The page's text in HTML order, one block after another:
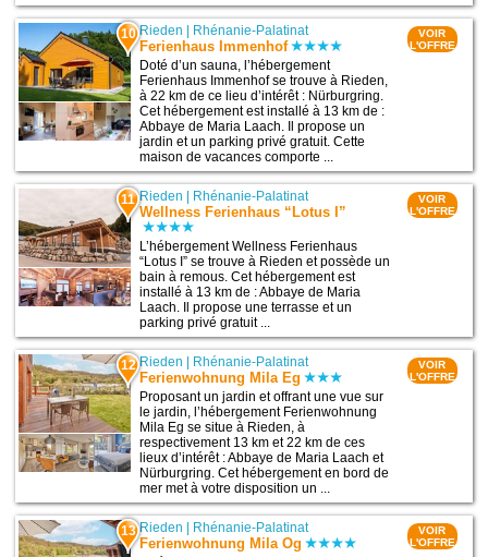
10 Rieden | Rhénanie-Palatinat
Ferienhaus Immenhof
Doté d’un sauna, l’hébergement
Ferienhaus Immenhof se trouve à Rieden,
à 22 km de ce lieu d’intérêt : Nürburgring.
Cet hébergement est installé à 13 km de :
Abbaye de Maria Laach. Il propose un
jardin et un parking privé gratuit. Cette
maison de vacances comporte ...
VOIR
L'OFFRE
11 Rieden | Rhénanie-Palatinat
Wellness Ferienhaus “Lotus I”
L’hébergement Wellness Ferienhaus
“Lotus I” se trouve à Rieden et possède un
bain à remous. Cet hébergement est
installé à 13 km de : Abbaye de Maria
Laach. Il propose une terrasse et un
parking privé gratuit ...
VOIR
L'OFFRE
12 Rieden | Rhénanie-Palatinat
Ferienwohnung Mila Eg
Proposant un jardin et offrant une vue sur
le jardin, l’hébergement Ferienwohnung
Mila Eg se situe à Rieden, à
respectivement 13 km et 22 km de ces
lieux d’intérêt : Abbaye de Maria Laach et
Nürburgring. Cet hébergement en bord de
mer met à votre disposition un ...
VOIR
L'OFFRE
13 Rieden Rhénanie-Palatinat
Ferienwohnung Mila Og
VOIR
L'OFFRE